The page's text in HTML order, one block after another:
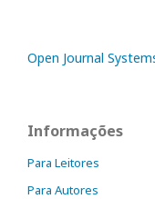
Open Journal
Informações
Para Leitores
Para Autores